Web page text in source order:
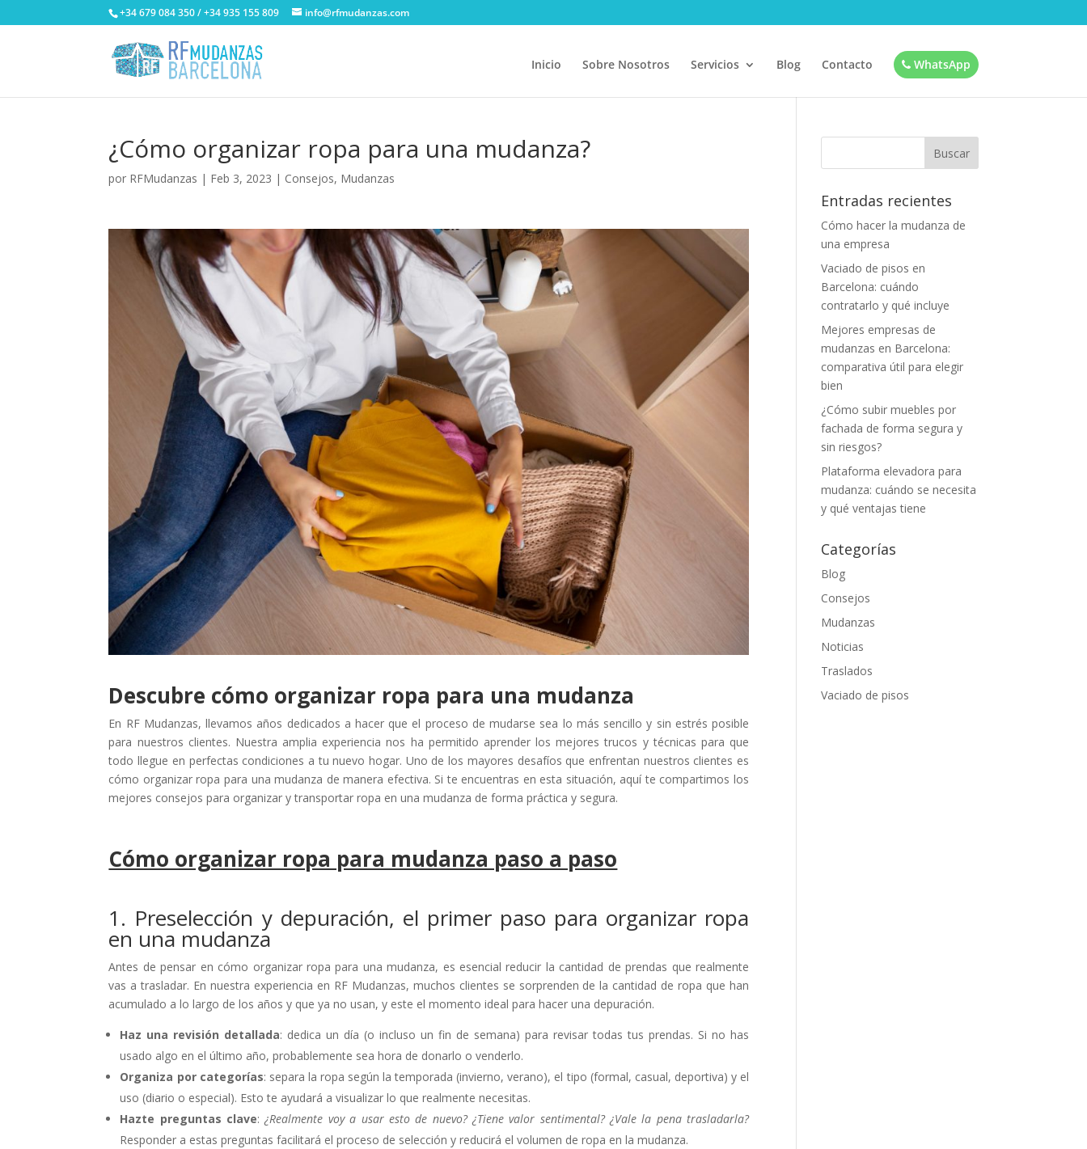
+34 679 084 350 / +34 935 155 809 info@rfmudanzas.com
Inicio Sobre Nosotros Servicios Blog Contacto WhatsApp
¿Cómo organizar ropa para una mudanza?
por RFMudanzas | Feb 3, 2023 | Consejos, Mudanzas
Descubre cómo organizar ropa para una mudanza
En RF Mudanzas, llevamos años dedicados a hacer que el proceso de mudarse sea lo más sencillo y sin estrés posible
para nuestros clientes. Nuestra amplia experiencia nos ha permitido aprender los mejores trucos y técnicas para que
todo llegue en perfectas condiciones a tu nuevo hogar. Uno de los mayores desafíos que enfrentan nuestros clientes es
cómo organizar ropa para una mudanza de manera efectiva. Si te encuentras en esta situación, aquí te compartimos los
mejores consejos para organizar y transportar ropa en una mudanza de forma práctica y segura.
Cómo organizar ropa para mudanza paso a paso
1. Preselección y depuración, el primer paso para organizar ropa
en una mudanza
Antes de pensar en cómo organizar ropa para una mudanza, es esencial reducir la cantidad de prendas que realmente
vas a trasladar. En nuestra experiencia en RF Mudanzas, muchos clientes se sorprenden de la cantidad de ropa que han
acumulado a lo largo de los años y que ya no usan, y este el momento ideal para hacer una depuración.
Haz una revisión detallada: dedica un día (o incluso un fin de semana) para revisar todas tus prendas. Si no has
usado algo en el último año, probablemente sea hora de donarlo o venderlo.
Organiza por categorías: separa la ropa según la temporada (invierno, verano), el tipo (formal, casual, deportiva) y el
uso (diario o especial). Esto te ayudará a visualizar lo que realmente necesitas.
Hazte preguntas clave:¿Realmente voy a usar esto de nuevo? ¿Tiene valor sentimental? ¿Vale la pena trasladarla?
Responder a estas preguntas facilitará el proceso de selección y reducirá el volumen de ropa en la mudanza.
Entradas recientes
Cómo hacer la mudanza de
una empresa
Vaciado de pisos en
Barcelona: cuándo
contratarlo y qué incluye
Mejores empresas de
mudanzas en Barcelona:
comparativa útil para elegir
bien
¿Cómo subir muebles por
fachada de forma segura y
sin riesgos?
Plataforma elevadora para
mudanza: cuándo se necesita
y qué ventajas tiene
Categorías
Blog
Consejos
Mudanzas
Noticias
Traslados
Vaciado de pisos